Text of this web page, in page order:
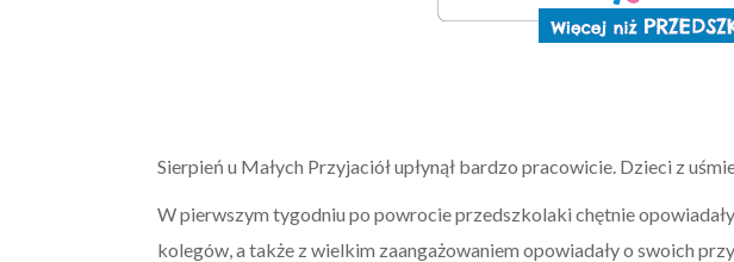
Sierpień u Małych Przyjaciół upłynął bardzo pracowicie. Dzieci z
W pierwszym tygodniu po powrocie przedszkolaki chętnie
kolegów, a także z wielkim zaangażowaniem opowiadały o swoich